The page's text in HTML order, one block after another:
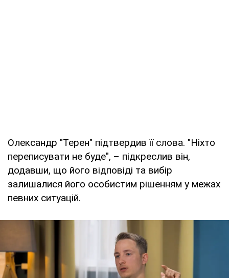
Олександр "Терен" підтвердив її слова. "Ніхто
переписувати не буде", – підкреслив він,
додавши, що його відповіді та вибір
залишалися його особистим рішенням у межах
певних ситуацій.